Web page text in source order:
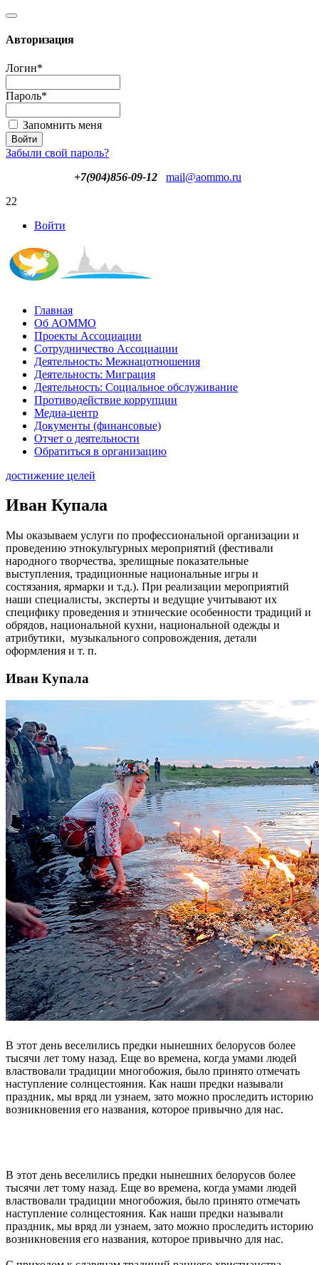
Авторизация
Логин*
Пароль*
Запомнить меня
Забыли свой пароль?
+7(904)856-09-12
mail@aommo.ru
22
Войти
Главная
Об АОММО
Проекты Ассоциации
Сотрудничество Ассоциации
Деятельность: Межнацотношения
Деятельность: Миграция
Деятельность: Социальное обслуживание
Противодействие коррупции
Медиа-центр
Документы (финансовые)
Отчет о деятельности
Обратиться в организацию
достижение целей
Иван Купала
Мы оказываем услуги по профессиональной организации и
проведению этнокультурных мероприятий (фестивали
народного творчества, зрелищные показательные
выступления, традиционные национальные игры и
состязания, ярмарки и т.д.). При реализации мероприятий
наши специалисты, эксперты и ведущие учитывают их
специфику проведения и этнические особенности традиций и
обрядов, национальной кухни, национальной одежды и
атрибутики, музыкального сопровождения, детали
оформления и т. п.
Иван Купала
В этот день веселились предки нынешних белорусов более
тысячи лет тому назад. Еще во времена, когда умами людей
властвовали традиции многобожия, было принято отмечать
наступление солнцестояния. Как наши предки называли
праздник, мы вряд ли узнаем, зато можно проследить историю
возникновения его названия, которое привычно для нас.
В этот день веселились предки нынешних белорусов более
тысячи лет тому назад. Еще во времена, когда умами людей
властвовали традиции многобожия, было принято отмечать
наступление солнцестояния. Как наши предки называли
праздник, мы вряд ли узнаем, зато можно проследить историю
возникновения его названия, которое привычно для нас.